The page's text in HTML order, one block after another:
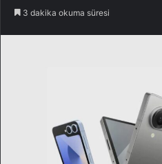
3 dakika okuma süresi